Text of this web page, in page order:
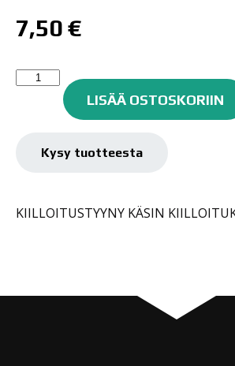
7,50 €
KIILLOITUSTYYNY
KÄSIKÄYTTÖLISÄÄ OSTOSKORIIN
Kysy tuotteesta
KIILLOITUSTYYNY KÄSIN